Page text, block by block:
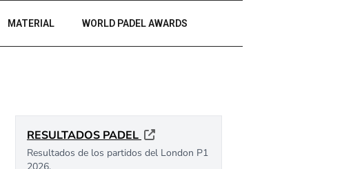
MATERIAL WORLD PADEL AWARDS